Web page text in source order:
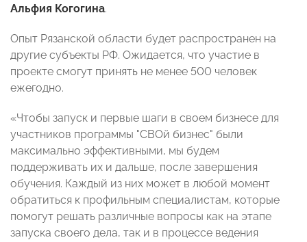
Альфия Когогина.
Опыт Рязанской области будет распространен на
другие субъекты РФ. Ожидается, что участие в
проекте смогут принять не менее 500 человек
ежегодно.
«Чтобы запуск и первые шаги в своем бизнесе для
участников программы "СВОй бизнес" были
максимально эффективными, мы будем
поддерживать их и дальше, после завершения
обучения. Каждый из них может в любой момент
обратиться к профильным специалистам, которые
помогут решать различные вопросы как на этапе
запуска своего дела, так и в процессе ведения